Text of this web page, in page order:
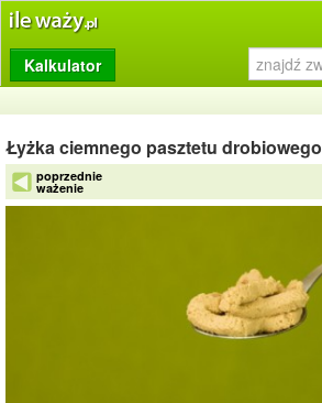
Produkty
Dziennik
Przelicznik
Porównywarka
Kalkulator
Łyżka ciemnego pasztetu drobiowego
poprzednie
ważenie